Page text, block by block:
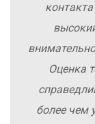
Оценка
более чем